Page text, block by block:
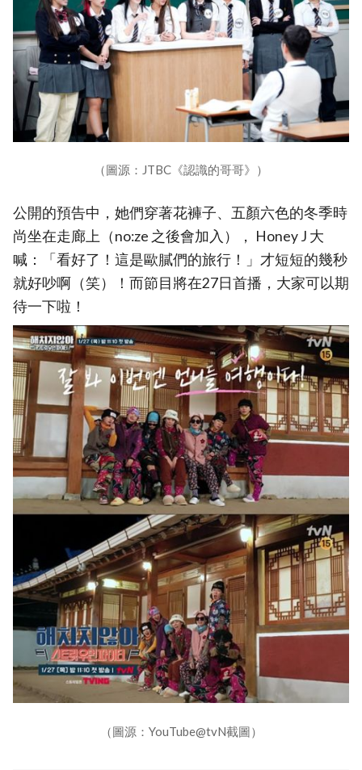
（圖源：JTBC《認識的哥哥》）
公開的預告中，她們穿著花褲子、五顏六色的冬季時
尚坐在走廊上（no:ze 之後會加入）， Honey J 大
喊：「看好了！這是歐膩們的旅行！」才短短的幾秒
就好吵啊（笑）！而節目將在27日首播，大家可以期
待一下啦！
（圖源：YouTube@tvN截圖）